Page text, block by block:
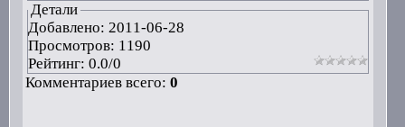
Детали
Добавлено: 2011-06-28
Просмотров: 1190
Рейтинг: 0.0/0
Комментариев всего: 0